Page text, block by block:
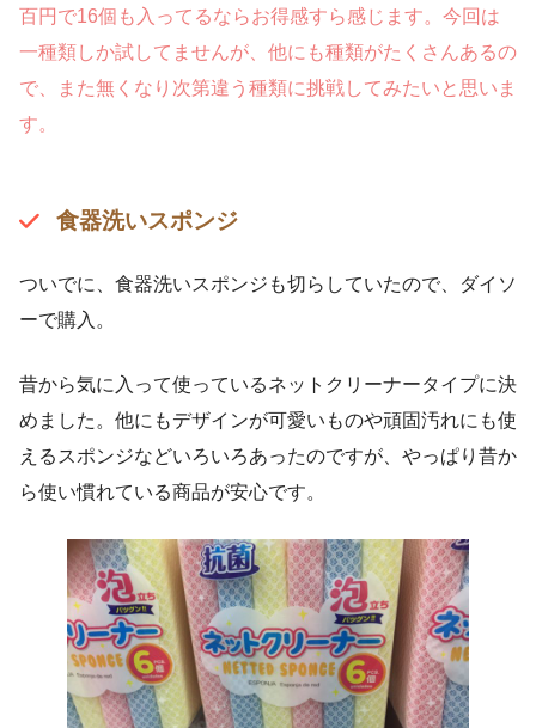
百円で16個も入ってるならお得感すら感じます。今回は
一種類しか試してませんが、他にも種類がたくさんあるの
で、また無くなり次第違う種類に挑戦してみたいと思いま
す。
食器洗いスポンジ
ついでに、食器洗いスポンジも切らしていたので、ダイソ
ーで購入。
昔から気に入って使っているネットクリーナータイプに決
めました。他にもデザインが可愛いものや頑固汚れにも使
えるスポンジなどいろいろあったのですが、やっぱり昔か
ら使い慣れている商品が安心です。